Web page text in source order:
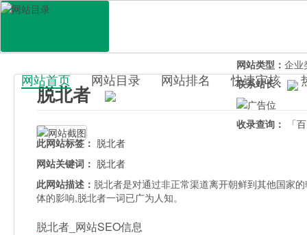
百科目录
网站首页 网站目录 网站排名 快速审核
脱北者
网站类型： 企业
联系站长：
收录查询：
「
此网站标签： 脱北者
网站关键词： 脱北者
此网站描述： 脱北者是对通过非正常渠道离开朝鲜到其他国家
体的影响,脱北者一词已广为人知。
脱北者_网站SEO信息